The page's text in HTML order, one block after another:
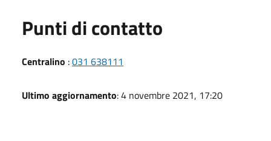
Punti di contatto
Centralino :031 638111
Ultimo aggiornamento: 4 novembre 2021, 17:20